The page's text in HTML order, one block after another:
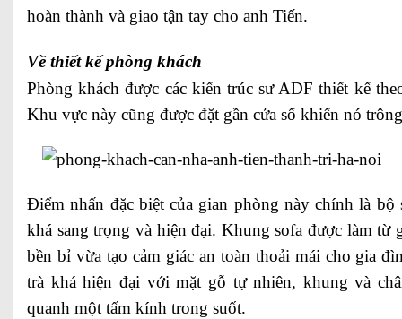
hoàn thành và giao tận tay cho anh Tiến.
Về thiết kế phòng khách
Phòng khách được các kiến trúc sư ADF thiết kế
Khu vực này cũng được đặt gần cửa sổ khiến nó
Điểm nhấn đặc biệt của gian phòng này chính là
khá sang trọng và hiện đại. Khung sofa được làm
bền bỉ vừa tạo cảm giác an toàn thoải mái cho gia
trà khá hiện đại với mặt gỗ tự nhiên, khung và
quanh một tấm kính trong suốt.